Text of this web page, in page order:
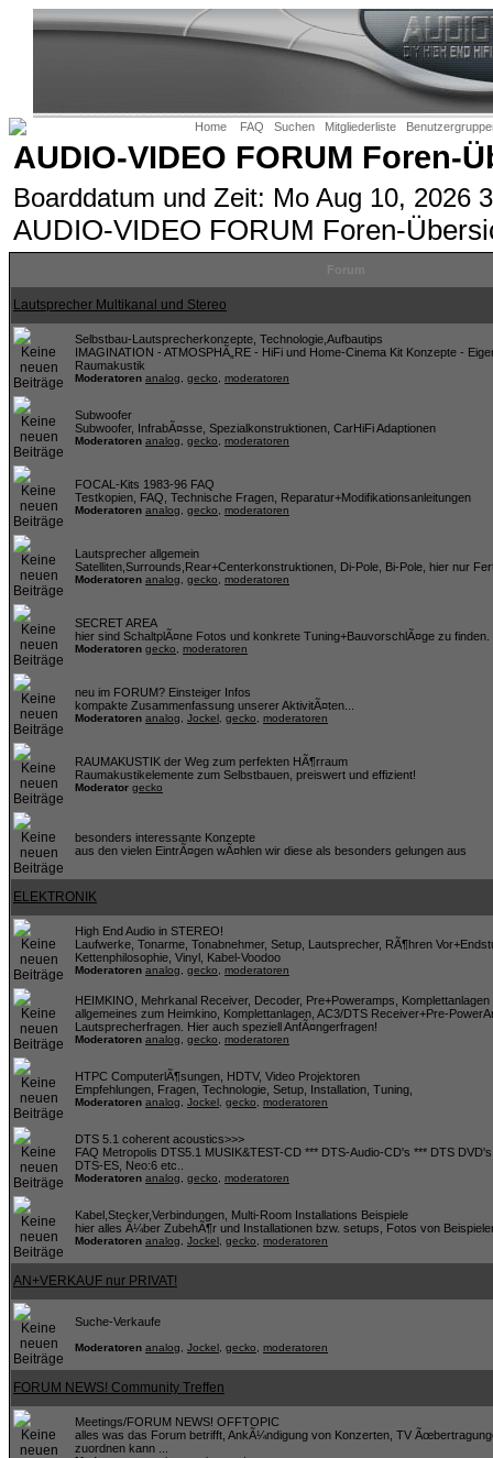
Home FAQ Suchen Mitgliederliste
AUDIO-VIDEO FORUM Foren-
Boarddatum und Zeit: Mo Aug 10, 2026
AUDIO-VIDEO FORUM Foren-
Lautsprecher Multikanal und Stereo
Selbstbau-Lautsprecherkonzepte, Technologie,Aufbautips
IMAGINATION - ATMOSPHÃ„RE - HiFi und Home-Cinema Kit Konzepte -
Raumakustik
Moderatoren analog gecko moderatoren
Subwoofer
Subwoofer, InfrabÃ¤sse, Spezialkonstruktionen, CarHiFi Adaptionen
Moderatoren analog gecko moderatoren
FOCAL-Kits 1983-96 FAQ
Testkopien, FAQ, Technische Fragen, Reparatur+Modifikationsanleitungen
Moderatoren analog gecko moderatoren
Lautsprecher allgemein
Satelliten,Surrounds,Rear+Centerkonstruktionen, Di-Pole, Bi-Pole, hier nur
Moderatoren analog gecko moderatoren
SECRET AREA
hier sind SchaltplÃ¤ne Fotos und konkrete Tuning+BauvorschlÃ¤ge zu
Moderatoren gecko moderatoren
neu im FORUM? Einsteiger Infos
kompakte Zusammenfassung unserer AktivitÃ¤ten...
Moderatoren analog Jockel gecko moderatoren
RAUMAKUSTIK der Weg zum perfekten HÃ¶rraum
Raumakustikelemente zum Selbstbauen, preiswert und effizient!
Moderator gecko
besonders interessante Konzepte
aus den vielen EintrÃ¤gen wÃ¤hlen wir diese als besonders gelungen aus
ELEKTRONIK
High End Audio in STEREO!
Laufwerke, Tonarme, Tonabnehmer, Setup, Lautsprecher, RÃ¶hren
Kettenphilosophie, Vinyl, Kabel-Voodoo
Moderatoren analog gecko moderatoren
HEIMKINO, Mehrkanal Receiver, Decoder, Pre+Poweramps, Komplettanlagen
allgemeines zum Heimkino, Komplettanlagen, AC3/DTS Receiver+Pre-
Lautsprecherfragen. Hier auch speziell AnfÃ¤ngerfragen!
Moderatoren analog gecko moderatoren
HTPC ComputerlÃ¶sungen, HDTV, Video Projektoren
Empfehlungen, Fragen, Technologie, Setup, Installation, Tuning,
Moderatoren analog Jockel gecko moderatoren
DTS 5.1 coherent acoustics>>>
FAQ Metropolis DTS5.1 MUSIK&TEST-CD *** DTS-Audio-CD's *** DTS
DTS-ES, Neo:6 etc..
Moderatoren analog gecko moderatoren
Kabel,Stecker,Verbindungen, Multi-Room Installations Beispiele
hier alles Ã¼ber ZubehÃ¶r und Installationen bzw. setups, Fotos von
Moderatoren analog Jockel gecko moderatoren
AN+VERKAUF nur PRIVAT!
Suche-Verkaufe
Moderatoren analog Jockel gecko moderatoren
FORUM NEWS! Community Treffen
Meetings/FORUM NEWS! OFFTOPIC
alles was das Forum betrifft, AnkÃ¼ndigung von Konzerten, TV
zuordnen kann ...